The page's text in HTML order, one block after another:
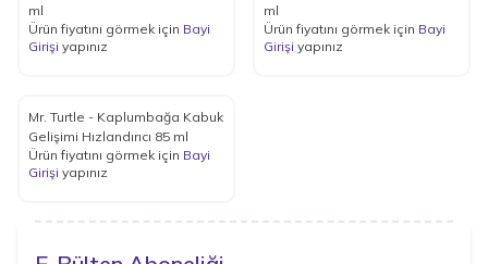
ml
Ürün fiyatını görmek için Bayi
Girişi yapınız
ml
Ürün fiyatını görmek için Bayi
Girişi yapınız
Mr. Turtle - Kaplumbağa Kabuk
Gelişimi Hızlandırıcı 85 ml
Ürün fiyatını görmek için Bayi
Girişi yapınız